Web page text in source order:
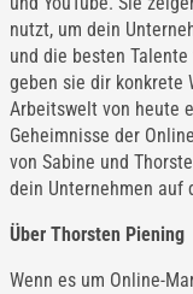
nutzt, um dein
und die besten
geben sie dir konkrete
Arbeitswelt von heute
Geheimnisse der
von Sabine und
dein Unternehmen auf
Über Thorsten Piening
Wenn es um Online-